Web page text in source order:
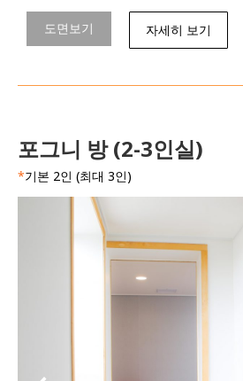
도면보기 자세히 보기
포그니 방 (2-3인실)
*기본 2인 (최대 3인)